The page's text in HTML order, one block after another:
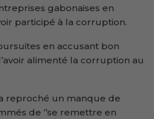
gabonaises en
participé à la corruption.
en accusant bon
alimenté la corruption au
reproché un manque de
de ‘’se remettre en